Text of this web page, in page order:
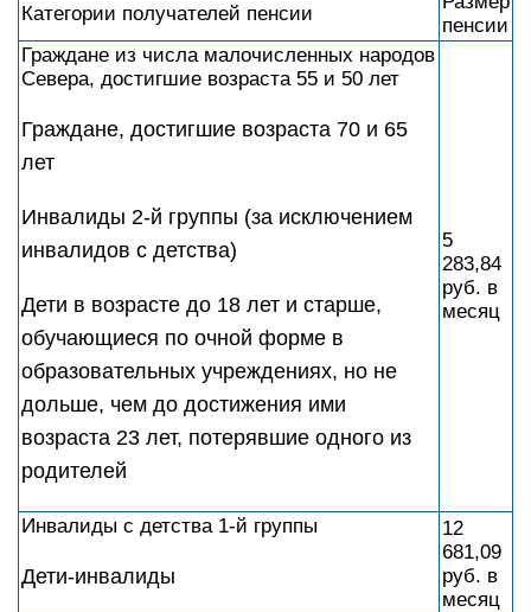
Категории получателей пенсии
пенсии
Граждане из числа малочисленных народов
Севера, достигшие возраста 55 и 50 лет
Граждане, достигшие возраста 70 и 65
лет
Инвалиды 2-й группы (за исключением
инвалидов с детства)
Дети в возрасте до 18 лет и старше,
обучающиеся по очной форме в
образовательных учреждениях, но не
дольше, чем до достижения ими
возраста 23 лет, потерявшие одного из
родителей
5
283,84
руб. в
месяц
Инвалиды с детства 1-й группы
Дети-инвалиды
12
681,09
руб. в
месяц